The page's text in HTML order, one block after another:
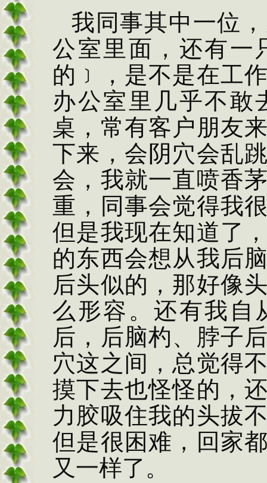
我同事其中一位
公室里面，还有一
的﹞，是不是在工
办公室里几乎不敢
桌，常有客户朋友
下来，会阴穴会乱
会，我就一直喷香
重，同事会觉得我
但是我现在知道了
的东西会想从我后
后头似的，那好像
么形容。还有我自
后，后脑杓、脖子
穴这之间，总觉得
摸下去也怪怪的，
力胶吸住我的头拔
但是很困难，回家
又一样了。